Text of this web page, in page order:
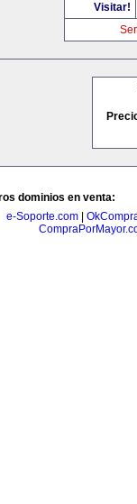
Visitar!
dominios en venta:
e-Soporte.com